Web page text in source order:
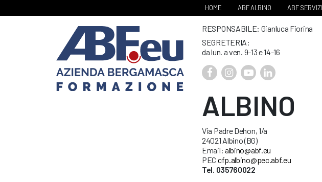
HOME ABF ALBINO ABF SERVIZI
RESPONSABILE: Gianluca Fiorina
SEGRETERIA:
da lun. a ven. 9-13 e 14-16
ALBINO
Via Padre Dehon, 1/a
24021 Albino (BG)
Email: albino@abf.eu
PEC cfp.albino@pec.abf.eu
Tel. 035760022